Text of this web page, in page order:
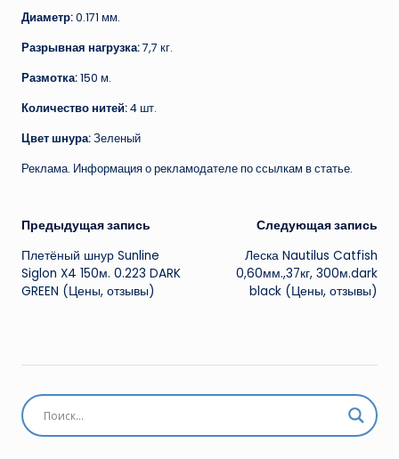
Диаметр:0.171 мм.
Разрывная нагрузка:7,7 кг.
Размотка:150 м.
Количество нитей:4 шт.
Цвет шнура:Зеленый
Реклама. Информация о рекламодателе по ссылкам в статье.
Навигация
записи
Предыдущая запись
Плетёный шнур Sunline
Siglon X4 150м. 0.223 DARK
GREEN (Цены, отзывы)
Следующая запись
Леска Nautilus Catfish
0,60мм.,37кг, 300м.dark
black (Цены, отзывы)